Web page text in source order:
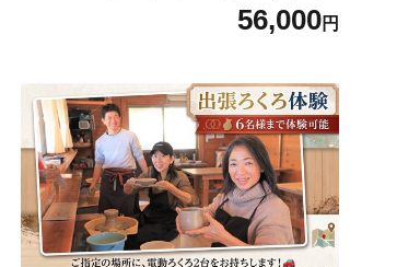
文房具 アクリル アート 美術 絵画
イラスト 水性 36色セット つやアリ
画風 イラストレーション 細密画 発
色 平塗り 初心者 上級者 DIY クラフ
ト 水性アクリル絵具 バニーコルア
ート 千葉 東金
56,000円